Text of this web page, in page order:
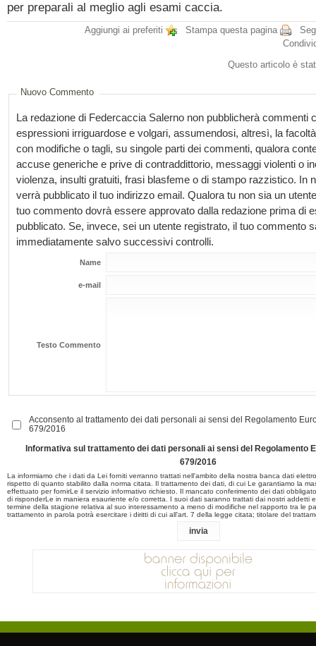
per preparali al meglio agli esami caccia.
Aggiungi ai preferiti Stampa questa pagina
Questo articolo è
Nuovo Commento
La redazione di Federcaccia Salerno non pubblicherà commenti
espressioni irriguardose e volgari, assumendosi, altresì, la
con modifiche o tagli, su singole parti dei commenti, qualora
accuse generiche e prive di contraddittorio, messaggi violenti o
violenza, insulti gratuiti, frasi blasfeme o di stampo razzistico. In
verrà pubblicato il tuo indirizzo email. Qualora tu non sia un
tuo commento dovrà essere approvato dalla redazione prima di
pubblicato. Se, invece, sei un utente registrato, il tuo commento
immediatamente salvo successivi controlli.
Name
e-mail
Testo Commento
Acconsento al trattamento dei dati personali ai sensi del Regolamento
679/2016
Informativa sul trattamento dei dati personali ai sensi del Regolamento
679/2016
La informiamo che i dati da Lei forniti verranno trattati nell'ambito della nostra banca dati
rispetto di quanto stabilito dalla norma citata. Il trattamento dei dati, di cui Le garantiamo la
effettuato per fornirLe il servizio informativo richiesto. Il mancato conferimento dei dati
di risponderLe in maniera esauriente e/o corretta. I suoi dati saranno trattati dai nostri addetti
termine della stagione relativa al suo interessamento a meno di modifiche nel rapporto tra le
trattamento in parola potrà esercitare i diritti di cui all'art. 7 della legge citata; titolare del